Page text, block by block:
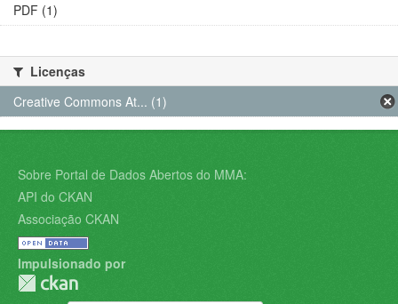
PDF (1)
Licenças
Creative Commons At... (1)
Sobre Portal de Dados Abertos do MMA:
API do CKAN
Associação CKAN
Impulsionado por